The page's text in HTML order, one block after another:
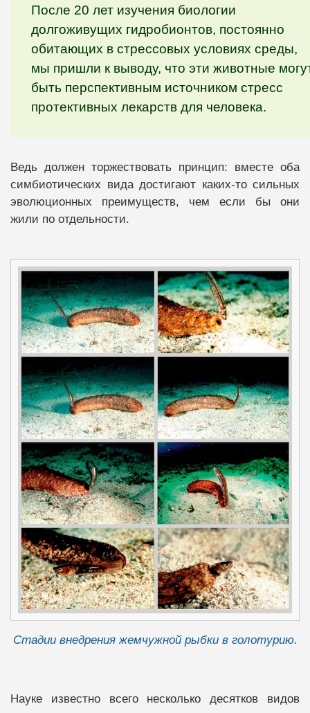
После 20 лет изучения биологии
долгоживущих гидробионтов, постоянно
обитающих в стрессовых условиях среды,
мы пришли к выводу, что эти животные
быть перспективным источником стресс
протективных лекарств для человека.
Ведь должен торжествовать принцип: вместе оба
симбиотических вида достигают каких-то сильных
эволюционных преимуществ, чем если бы они
жили по отдельности.
Стадии внедрения жемчужной рыбки в голотурию.
Науке известно всего несколько десятков видов